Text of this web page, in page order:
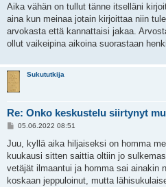
Aika vähän on tullut tänne itselläni
aina kun meinaa jotain kirjoittaa niin
arvokasta että kannattaisi jakaa.
ollut vaikeipina aikoina suorastaan
Sukututkija
Re: Onko keskustelu siirtynyt
V
e
t
i
05.06.2022 08:51
Juu, kyllä aika hiljaiseksi on homma
kuukausi sitten saittia oltiin jo
vetäjät ilmaantui ja homma sai ainakin
koskaan jeppuloinut, mutta